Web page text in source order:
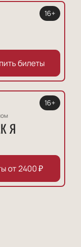
16+
билеты
Я
16+
от2400₽